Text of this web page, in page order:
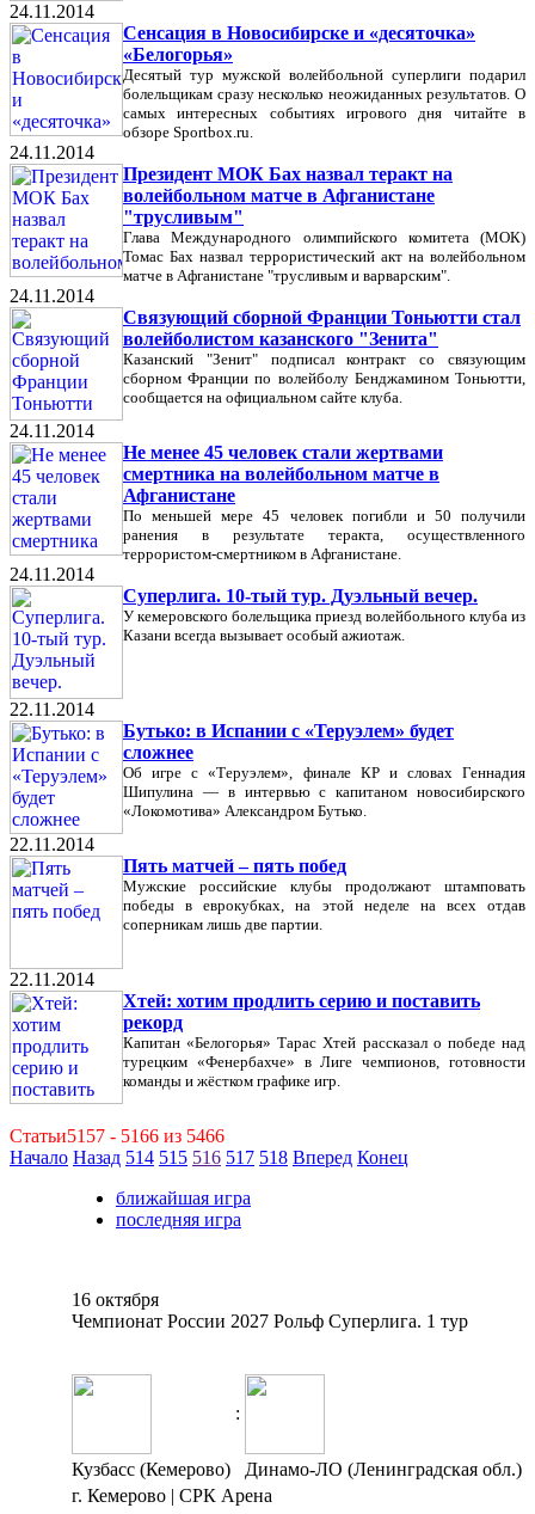
24.11.2014
Сенсация в Новосибирске и «десяточка»
«Белогорья»
Десятый тур мужской волейбольной суперлиги подарил
болельщикам сразу несколько неожиданных результатов. О
самых интересных событиях игрового дня читайте в
обзоре Sportbox.ru.
24.11.2014
Президент МОК Бах назвал теракт на
волейбольном матче в Афганистане
"трусливым"
Глава Международного олимпийского комитета (МОК)
Томас Бах назвал террористический акт на волейбольном
матче в Афганистане "трусливым и варварским".
24.11.2014
Связующий сборной Франции Тоньютти стал
волейболистом казанского "Зенита"
Казанский "Зенит" подписал контракт со связующим
сборном Франции по волейболу Бенджамином Тоньютти,
сообщается на официальном сайте клуба.
24.11.2014
Не менее 45 человек стали жертвами
смертника на волейбольном матче в
Афганистане
По меньшей мере 45 человек погибли и 50 получили
ранения в результате теракта, осуществленного
террористом-смертником в Афганистане.
24.11.2014
Суперлига. 10-тый тур. Дуэльный вечер.
У кемеровского болельщика приезд волейбольного клуба из
Казани всегда вызывает особый ажиотаж.
22.11.2014
Бутько: в Испании с «Теруэлем» будет
сложнее
Об игре с «Теруэлем», финале КР и словах Геннадия
Шипулина — в интервью с капитаном новосибирского
«Локомотива» Александром Бутько.
22.11.2014
Пять матчей – пять побед
Мужские российские клубы продолжают штамповать
победы в еврокубках, на этой неделе на всех отдав
соперникам лишь две партии.
22.11.2014
Хтей: хотим продлить серию и поставить
рекорд
Капитан «Белогорья» Тарас Хтей рассказал о победе над
турецким «Фенербахче» в Лиге чемпионов, готовности
команды и жёстком графике игр.
Статьи5157 - 5166 из 5466
Начало Назад 514 515 516 517 518 Вперед Конец
ближайшая игра
последняя игра
16 октября
Чемпионат России 2027 Рольф Суперлига. 1 тур
:
Кузбасс (Кемерово)
Динамо-ЛО (Ленинградская обл.)
г. Кемерово | СРК Арена